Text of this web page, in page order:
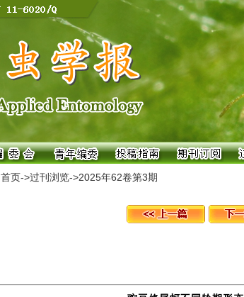
首页->过刊浏览->2025年62卷第3期